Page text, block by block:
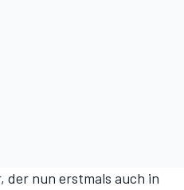
der nun erstmals auch in